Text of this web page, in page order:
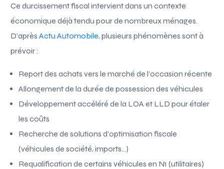
Ce durcissement fiscal intervient dans un contexte
économique déjà tendu pour de nombreux ménages.
D’aprèsActu Automobile, plusieurs phénomènes sont à
prévoir :
Report des achats vers le marché de l’occasion récente
Allongement de la durée de possession des véhicules
Développement accéléré de la LOA et LLD pour étaler
les coûts
Recherche de solutions d’optimisation fiscale
(véhicules de société, imports…)
Requalification de certains véhicules en N1 (utilitaires)